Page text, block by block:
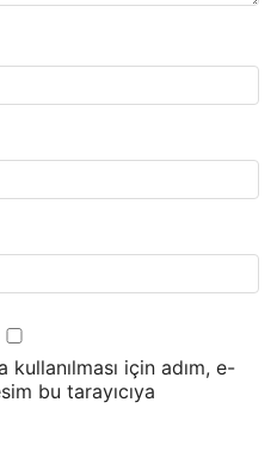
için adım, e-
bu tarayıcıya